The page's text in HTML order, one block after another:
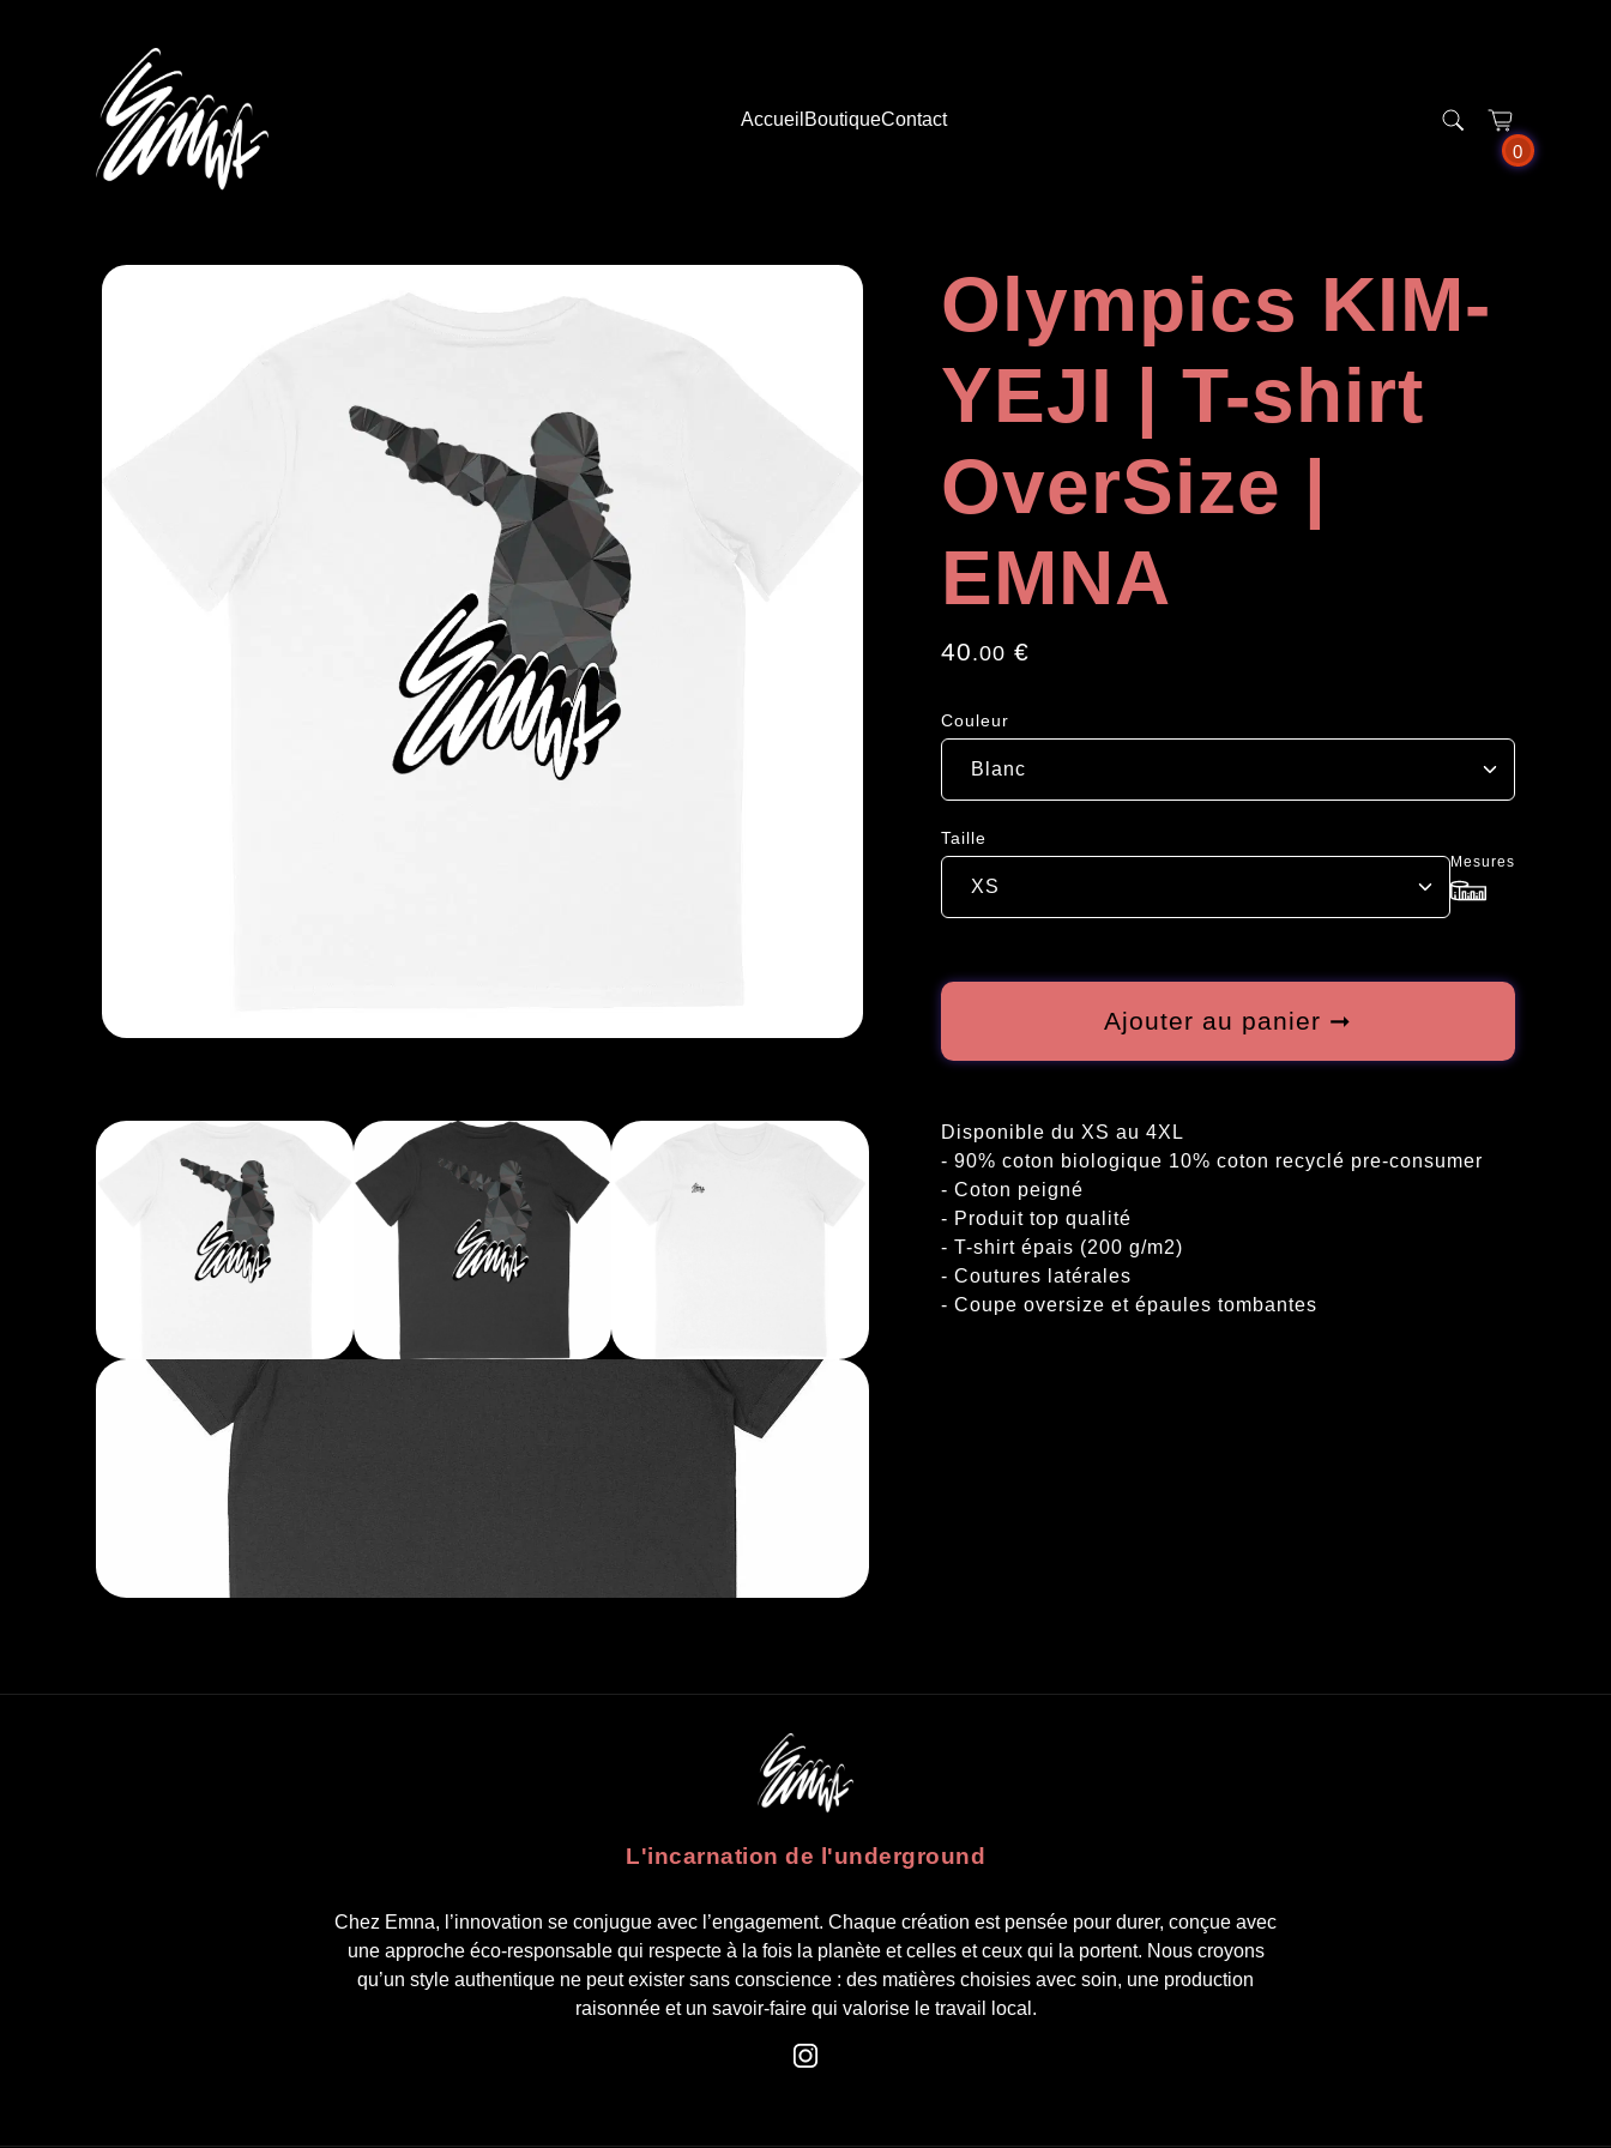
Accueil BoutiqueContact
0
Olympics KIM-
YEJI | T-shirt
OverSize |
EMNA
40.00 €
Couleur
Taille
Mesures
Ajouter au panier ➞
Disponible du XS au 4XL
- 90% coton biologique 10% coton recyclé pre-consumer
- Coton peigné
- Produit top qualité
- T-shirt épais (200 g/m2)
- Coutures latérales
L'incarnation de l'underground
Chez Emna, l’innovation se conjugue avec l’engagement. Chaque création est pensée pour durer, conçue avec
une approche éco-responsable qui respecte à la fois la planète et celles et ceux qui la portent. Nous croyons
qu’un style authentique ne peut exister sans conscience : des matières choisies avec soin, une production
raisonnée et un savoir-faire qui valorise le travail local.